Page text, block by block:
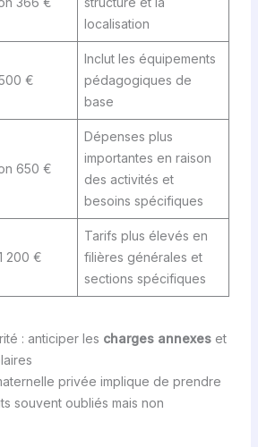
localisation
€
Inclut les équipements
pédagogiques de
base
650 €
Dépenses plus
importantes en raison
des activités et
besoins spécifiques
200 €
Tarifs plus élevés en
filières générales et
sections spécifiques
: anticiper les charges annexeset
privée implique de prendre
souvent oubliés mais non